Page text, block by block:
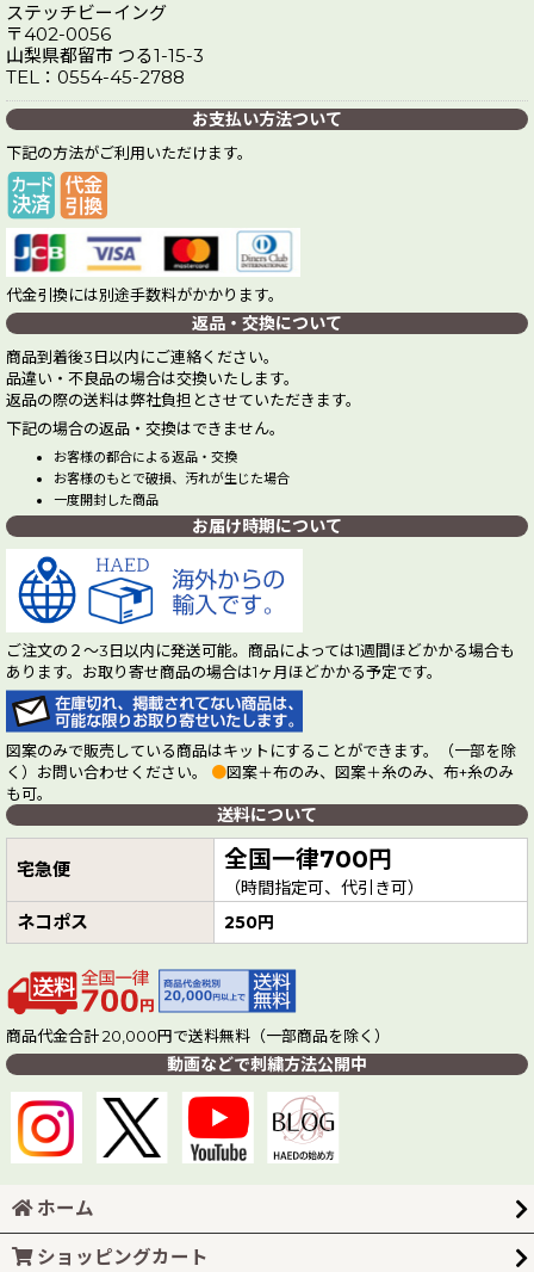
ステッチビーイング
〒402-0056
山梨県都留市 つる1-15-3
TEL：0554-45-2788
お支払い方法ついて
下記の方法がご利用いただけます。
代金引換には別途手数料がかかります。
返品・交換について
商品到着後3日以内にご連絡ください。
品違い・不良品の場合は交換いたします。
返品の際の送料は弊社負担とさせていただきます。
下記の場合の返品・交換はできません。
お客様の都合による返品・交換
お客様のもとで破損、汚れが生じた場合
一度開封した商品
お届け時期について
ご注文の２～3日以内に発送可能。商品によっては1週間ほどかかる場合も
あります。お取り寄せ商品の場合は1ヶ月ほどかかる予定です。
図案のみで販売している商品はキットにすることができます。（一部を除
く）お問い合わせください。 ●図案＋布のみ、図案＋糸のみ、布+糸のみ
も可。
送料について
宅急便 全国一律700円
（時間指定可、代引き可）
ネコポス 250円
商品代金合計 20,000円で送料無料（一部商品を除く）
動画などで刺繍方法公開中
ホーム
ショッピングカート